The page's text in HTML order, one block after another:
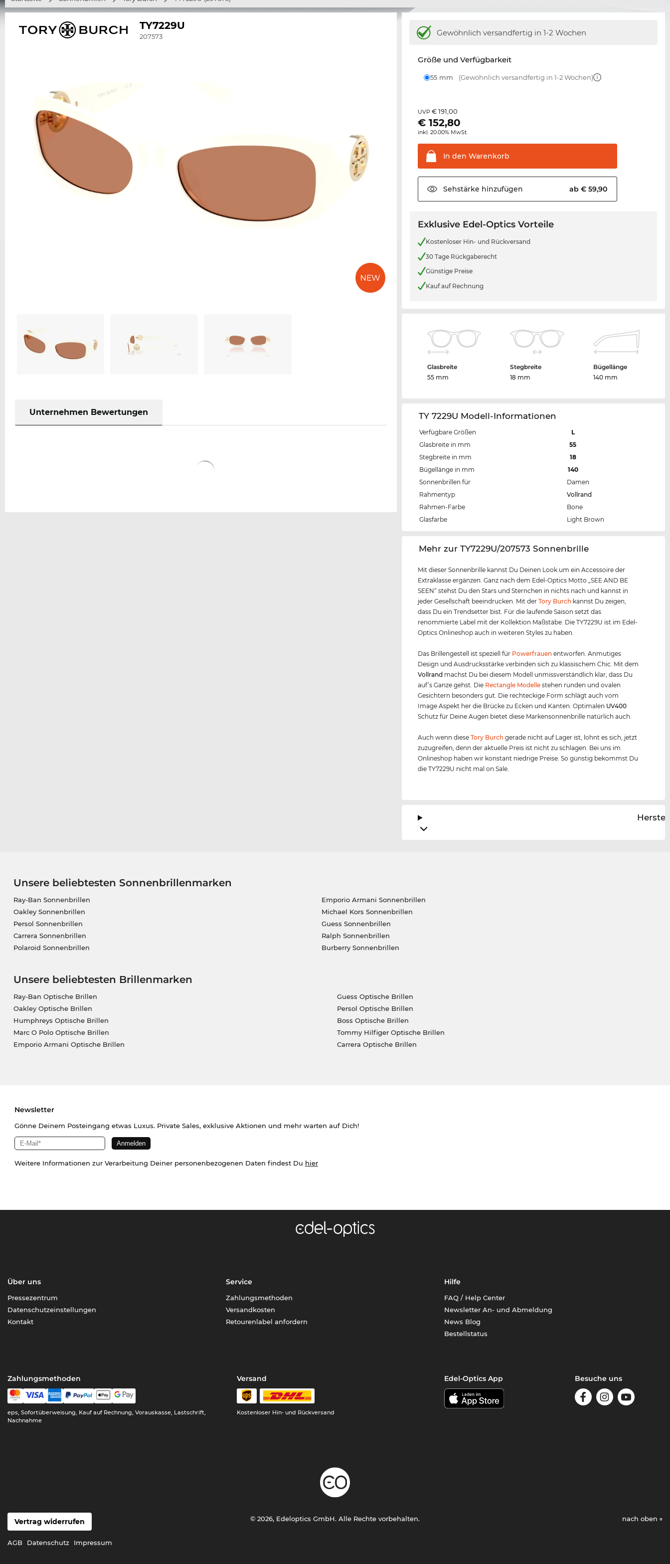
TY7229U
207573
Unternehmen Bewertungen
Gewöhnlich versandfertig in 1-2 Wochen
Größe und Verfügbarkeit
55 mm (Gewöhnlich versandfertig in 1-2 Wochen)
UVP€ 191,00
€152,80
inkl. 20.00% MwSt.
In den Warenkorb
Sehstärke hinzufügen ab € 59,90
Exklusive Edel-Optics Vorteile
Kostenloser Hin- und Rückversand
30 Tage Rückgaberecht
Günstige Preise
Kauf auf Rechnung
Glasbreite
55 mm
Stegbreite
18 mm
Bügellänge
140 mm
TY 7229U Modell-Informationen
Verfügbare Größen
L
Glasbreite in mm
55
Stegbreite in mm
18
Bügellänge in mm
140
Sonnenbrillen für
Damen
Rahmentyp
Vollrand
Rahmen-Farbe
Bone
Glasfarbe
Light Brown
‌Mehr zur TY7229U/207573 Sonnenbrille
Mit dieser Sonnenbrille kannst Du Deinen Look um ein Accessoire der
Extraklasse ergänzen. Ganz nach dem Edel-Optics Motto „SEE AND BE
SEEN“ stehst Du den Stars und Sternchen in nichts nach und kannst in
jeder Gesellschaft beeindrucken. Mit derTory Burch kannst Du zeigen,
dass Du ein Trendsetter bist. Für die laufende Saison setzt das
renommierte Label mit der Kollektion Maßstäbe. Die TY7229U ist im Edel-
Optics Onlineshop auch in weiteren Styles zu haben.
Das Brillengestell ist speziell für Powerfrauen entworfen. Anmutiges
Design und Ausdrucksstärke verbinden sich zu klassischem Chic. Mit dem
Vollrand machst Du bei diesem Modell unmissverständlich klar, dass Du
auf’s Ganze gehst. Die Rectangle Modelle stehen runden und ovalen
Gesichtern besonders gut. Die rechteckige Form schlägt auch vom
Image Aspekt her die Brücke zu Ecken und Kanten. Optimalen UV400
Schutz für Deine Augen bietet diese Markensonnenbrille natürlich auch.
Auch wenn dieseTory Burch gerade nicht auf Lager ist, lohnt es sich, jetzt
zuzugreifen, denn der aktuelle Preis ist nicht zu schlagen. Bei uns im
Onlineshop haben wir konstant niedrige Preise. So günstig bekommst Du
die TY7229U nicht mal on Sale.
Unsere beliebtesten Sonnenbrillenmarken
Ray-Ban Sonnenbrillen
Oakley Sonnenbrillen
Persol Sonnenbrillen
Carrera Sonnenbrillen
Polaroid Sonnenbrillen
Emporio Armani Sonnenbrillen
Michael Kors Sonnenbrillen
Guess Sonnenbrillen
Ralph Sonnenbrillen
Burberry Sonnenbrillen
Unsere beliebtesten Brillenmarken
Ray-Ban Optische Brillen
Oakley Optische Brillen
Humphreys Optische Brillen
Marc O Polo Optische Brillen
Emporio Armani Optische Brillen
Guess Optische Brillen
Persol Optische Brillen
Boss Optische Brillen
Tommy Hilfiger Optische Brillen
Carrera Optische Brillen
Newsletter
Gönne Deinem Posteingang etwas Luxus. Private Sales, exklusive Aktionen und mehr warten auf Dich!
Weitere Informationen zur Verarbeitung Deiner personenbezogenen Daten findest Du hier
Über uns
Pressezentrum
Datenschutzeinstellungen
Kontakt
Service
Zahlungsmethoden
Versandkosten
Retourenlabel anfordern
Hilfe
FAQ / Help Center
Newsletter An- und Abmeldung
News Blog
Bestellstatus
Zahlungsmethoden
eps, Sofortüberweisung, Kauf auf Rechnung, Vorauskasse, Lastschrift,
Nachnahme
Versand
Kostenloser Hin- und Rückversand
Edel-Optics App Besuche uns
Vertrag widerrufen
AGB Datenschutz Impressum
© 2026, Edeloptics GmbH. Alle Rechte vorbehalten. nach oben